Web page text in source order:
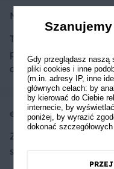
Marzenna
Taka pizza jest lepsza
pizzerii.Można ją jeśc
chce.
ewaregina
Zdrowsza wersja a
smaczna!
Gdy przeglądasz naszą
pliki cookies i inne
(m.in. adresy IP, inne
głównych celach: by
by kierować do Ciebie
internecie, by
poniżej, by wyrazić
dokonać